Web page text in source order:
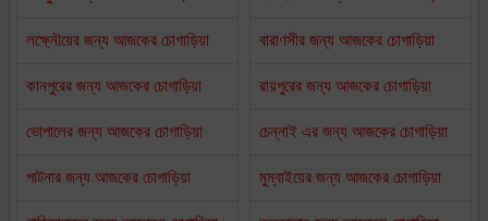
লক্ষ্নৌয়ের জন্য আজকের চোগাড়িয়া
কানপুরের জন্য আজকের চোগাড়িয়া
ভোপালের জন্য আজকের চোগাড়িয়া
পাটনার জন্য আজকের চোগাড়িয়া
বারাণসীর জন্য আজকের চোগাড়িয়া
রায়পুরের জন্য আজকের চোগাড়িয়া
চেন্নাই এর জন্য আজকের চোগাড়িয়া
মুম্বাইয়ের জন্য আজকের চোগাড়িয়া